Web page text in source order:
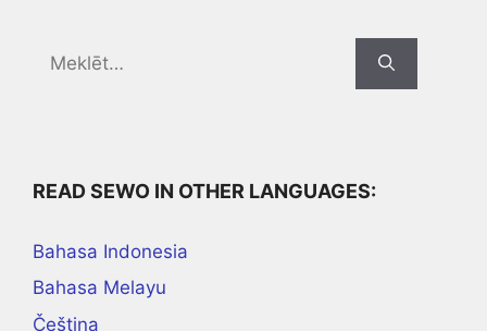
for:
READ SEWO IN OTHER LANGUAGES:
Bahasa Indonesia
Bahasa Melayu
Čeština